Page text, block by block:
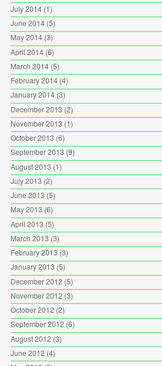
July 2014(1)
June 2014(5)
May 2014(3)
April 2014(6)
March 2014(5)
February 2014(4)
January 2014(3)
December 2013 (2)
November 2013 (1)
October 2013 (6)
September 2013 (9)
August 2013 (1)
July 2013 (2)
June 2013 (5)
May 2013 (6)
April 2013 (5)
March 2013 (3)
February 2013 (3)
January 2013 (5)
December 2012 (5)
November 2012 (3)
October 2012 (2)
September 2012 (6)
August 2012 (3)
June 2012 (4)